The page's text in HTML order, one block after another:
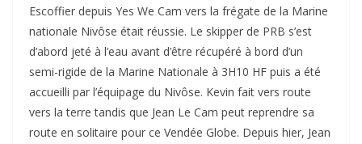
Escoffier depuis Yes We Cam vers la frégate de la Marine
nationale Nivôse était réussie. Le skipper de PRB s’est
d’abord jeté à l’eau avant d’être récupéré à bord d’un
semi-rigide de la Marine Nationale à 3H10 HF puis a été
accueilli par l’équipage du Nivôse. Kevin fait vers route
vers la terre tandis que Jean Le Cam peut reprendre sa
route en solitaire pour ce Vendée Globe. Depuis hier, Jean